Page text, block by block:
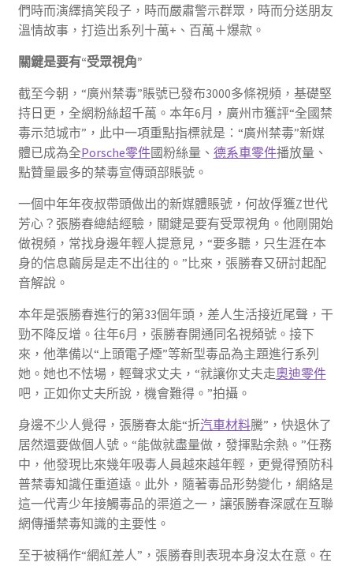
們時而演繹搞笑段子，時而嚴肅警示群眾，時而分送朋友
溫情故事，打造出系列十萬+、百萬＋爆款。
關鍵是要有“受眾視角”
截至今朝，“廣州禁毒”賬號已發布3000多條視頻，基礎堅
持日更，全網粉絲超千萬。本年6月，廣州市獲評“全國禁
毒示范城市”，此中一項重點指標就是：“廣州禁毒”新媒
體已成為全Porsche零件國粉絲量、 德系車零件播放量、
點贊量最多的禁毒宣傳頭部賬號。
一個中年年夜叔帶頭做出的新媒體賬號，何故俘獲Z世代
芳心？張勝春總結經驗，關鍵是要有受眾視角。他剛開始
做視頻，常找身邊年輕人提意見，“要多聽，只生涯在本
身的信息繭房是走不出往的。”比來，張勝春又研討起配
音解說。
本年是張勝春進行的第33個年頭，差人生活接近尾聲，干
勁不降反增。往年6月，張勝春開通同名視頻號。接下
來，他準備以“上頭電子煙”等新型毒品為主題進行系列
她。她也不怯場，輕聲求丈夫，“就讓你丈夫走奧迪零件
吧，正如你丈夫所說，機會難得。”拍攝。
身邊不少人覺得，張勝春太能“折汽車材料騰”，快退休了
居然還要做個人號。“能做就盡量做，發揮點余熱。”任務
中，他發現比來幾年吸毒人員越來越年輕，更覺得預防科
普禁毒知識任重道遠。此外，隨著毒品形勢變化，網絡是
這一代青少年接觸毒品的渠道之一，讓張勝春深感在互聯
網傳播禁毒知識的主要性。
至于被稱作“網紅差人”，張勝春則表現本身沒太在意。在